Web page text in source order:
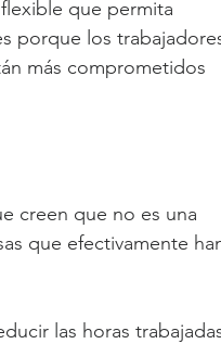
que permita
porque los
más comprometidos
creen que no es una
que efectivamente
las horas